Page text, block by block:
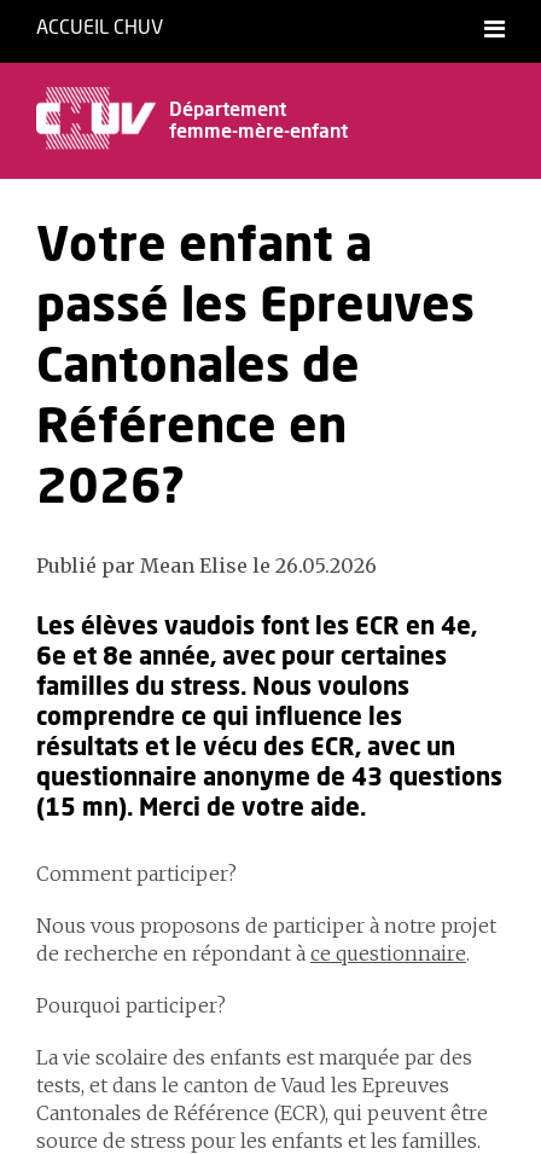
ACCUEIL CHUV
Département
femme-mère-enfant
Votre enfant a
passé les Epreuves
Cantonales de
Référence en
2026?
Publié par Mean Elise le 26.05.2026
Les élèves vaudois font les ECR en 4e,
6e et 8e année, avec pour certaines
familles du stress. Nous voulons
comprendre ce qui influence les
résultats et le vécu des ECR, avec un
questionnaire anonyme de 43 questions
(15 mn). Merci de votre aide.
Comment participer?
Nous vous proposons de participer à notre projet
de recherche en répondant à ce questionnaire.
Pourquoi participer?
La vie scolaire des enfants est marquée par des
tests, et dans le canton de Vaud les Epreuves
Cantonales de Référence (ECR), qui peuvent être
source de stress pour les enfants et les familles.